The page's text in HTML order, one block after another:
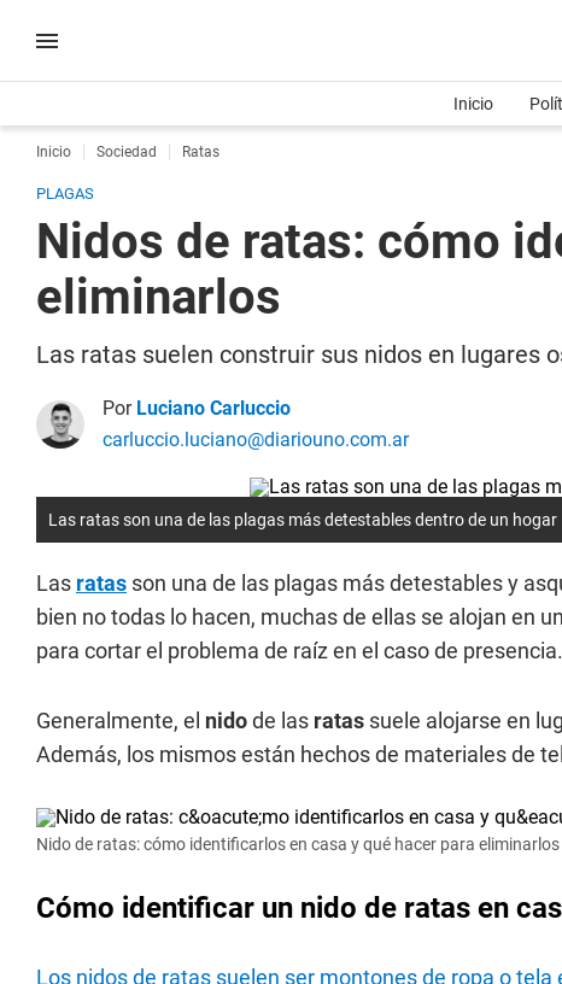
Inicio
Inicio Sociedad Ratas
PLAGAS
Nidos de ratas: cómo
eliminarlos
Las ratas suelen construir sus nidos en lugares
Por Luciano Carluccio
carluccio.luciano@diariouno.com.ar
Las ratas son una de las plagas más detestables dentro de un hogar
Las ratas son una de las plagas más detestables y
bien no todas lo hacen, muchas de ellas se alojan en un
para cortar el problema de raíz en el caso de presencia.
Generalmente, el nidode las ratas suele alojarse en
Además, los mismos están hechos de materiales de
Nido de ratas: cómo identificarlos en casa y qué hacer para eliminarlos
Cómo identificar un nido de ratas en
Los nidos de ratas suelen ser montones de ropa o